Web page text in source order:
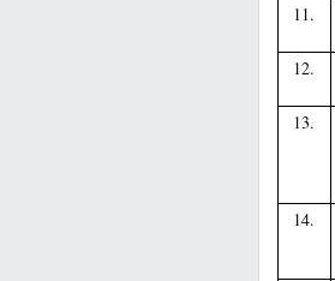
11.
12.
13.
14.